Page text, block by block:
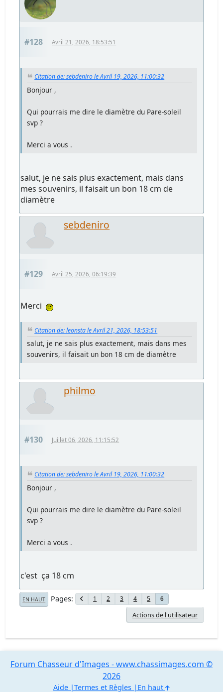
#128 Avril 21, 2026, 18:53:51
Citation de: sebdeniro le Avril 19, 2026, 11:00:32
Bonjour ,
Qui pourrais me dire le diamètre du Pare-soleil
svp ?
Merci a vous .
salut, je ne sais plus exactement, mais dans
mes souvenirs, il faisait un bon 18 cm de
diamètre
sebdeniro
#129 Avril 25, 2026, 06:19:39
Merci
Citation de: leonsta le Avril 21, 2026, 18:53:51
salut, je ne sais plus exactement, mais dans mes
souvenirs, il faisait un bon 18 cm de diamètre
philmo
#130 Juillet 06, 2026, 11:15:52
Citation de: sebdeniro le Avril 19, 2026, 11:00:32
Bonjour ,
Qui pourrais me dire le diamètre du Pare-soleil
svp ?
Merci a vous .
c'est ça 18 cm
EN HAUT Pages 1 2 3 4 5 6
Actions de l'utilisateur
Forum Chasseur d'Images - www.chassimages.com ©
2026
Aide Termes et Règles En haut